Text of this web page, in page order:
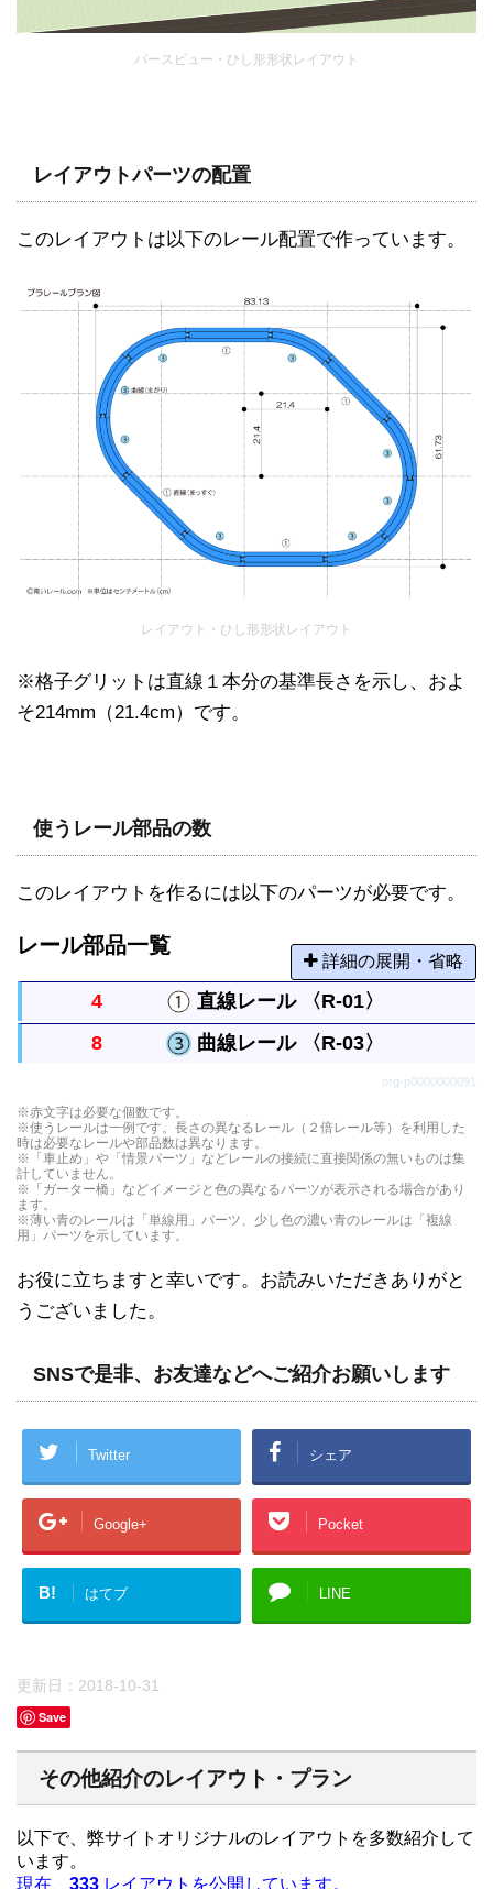
パースビュー・ひし形形状レイアウト
レイアウトパーツの配置
このレイアウトは以下のレール配置で作っています。
レイアウト・ひし形形状レイアウト
※格子グリットは直線１本分の基準長さを示し、およ
そ214mm（21.4cm）です。
使うレール部品の数
このレイアウトを作るには以下のパーツが必要です。
レール部品一覧
詳細の展開・省略
4 直線レール 〈R-01〉
8 曲線レール 〈R-03〉
曲がったレールで半径は直線レール１本と同じで
す。円には８本必要です。
org-p0000000091
※赤文字は必要な個数です。
※使うレールは一例です。長さの異なるレール（２倍レール等）を利用した
時は必要なレールや部品数は異なります。
※「車止め」や「情景パーツ」などレールの接続に直接関係の無いものは集
計していません。
※「ガーター橋」などイメージと色の異なるパーツが表示される場合があり
ます。
※薄い青のレールは「単線用」パーツ、少し色の濃い青のレールは「複線
用」パーツを示しています。
お役に立ちますと幸いです。お読みいただきありがと
うございました。
SNSで是非、お友達などへご紹介お願いします
Twitter シェア
Google+ Pocket
B! はてブ LINE
更新日： 2018-10-31
Save
その他紹介のレイアウト・プラン
以下で、弊サイトオリジナルのレイアウトを多数紹介して
います。
現在、 333 レイアウトを公開しています。